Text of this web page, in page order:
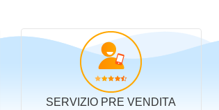
SERVIZIO PRE VENDITA